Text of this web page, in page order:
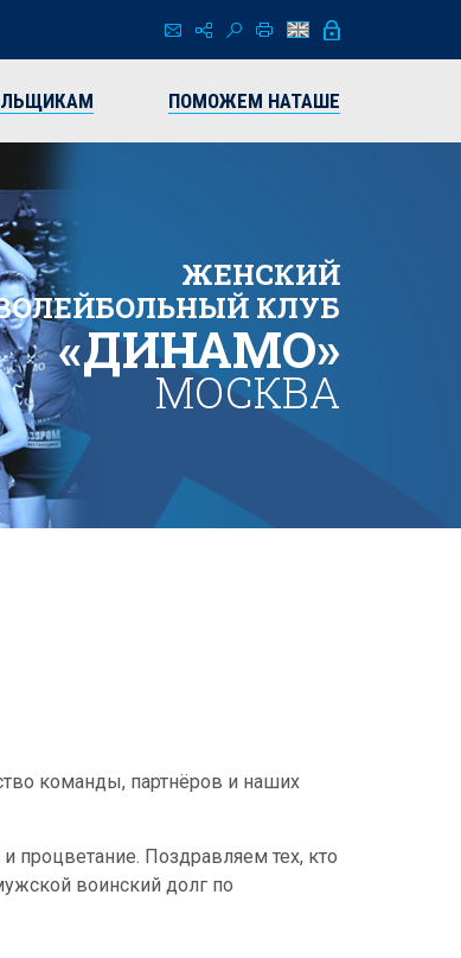
ПОМОЖЕМ НАТАШЕ
ЖЕНСКИЙ
КЛУБ
«ДИНАМО»
МОСКВА
команды, партнёров и наших
процветание. Поздравляем тех, кто
воинский долг по